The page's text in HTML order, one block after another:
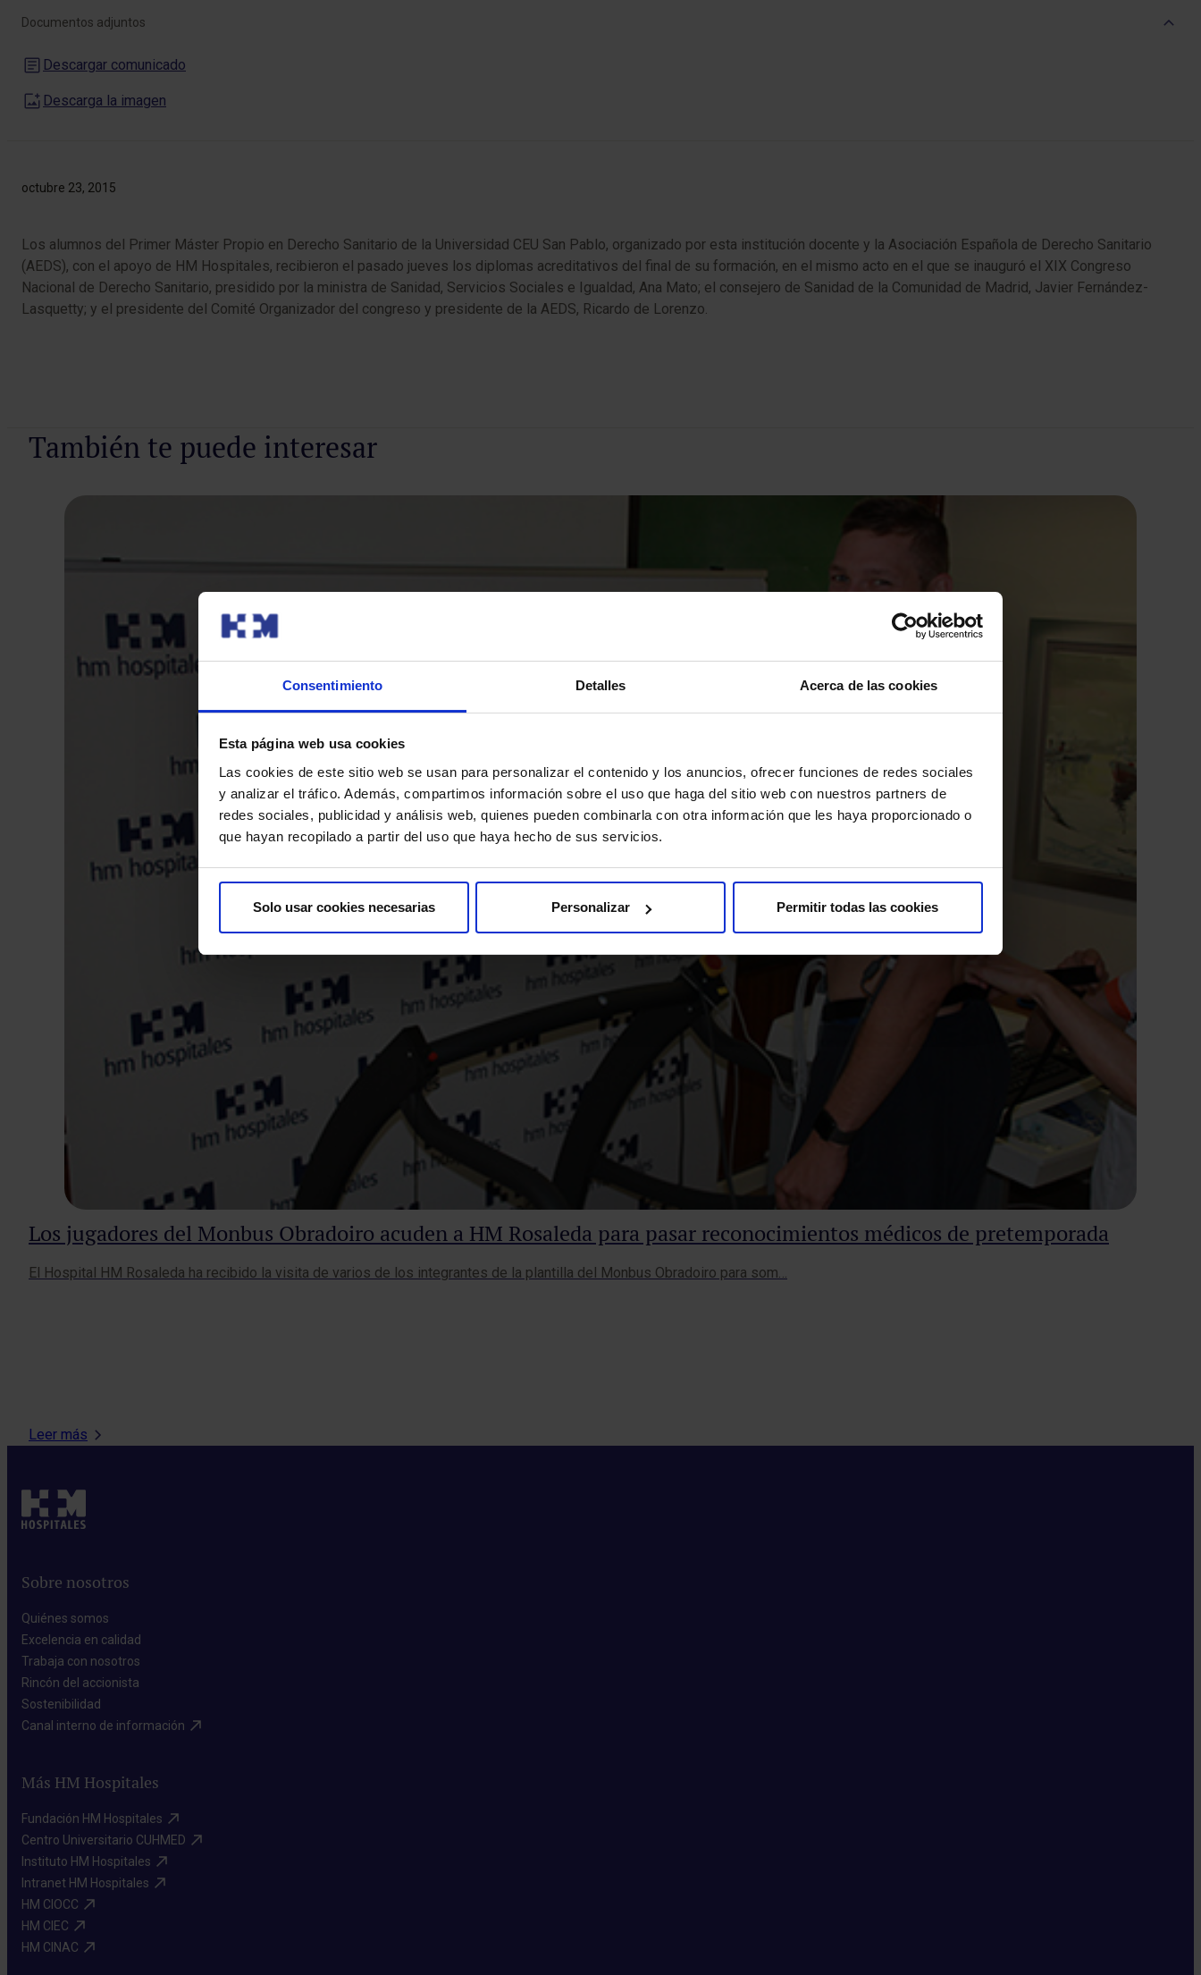
Consentimiento Detalles Acerca de las cookies
Esta página web usa cookies
Las cookies de este sitio web se usan para personalizar el contenido y los anuncios, ofrecer funciones de redes sociales
y analizar el tráfico. Además, compartimos información sobre el uso que haga del sitio web con nuestros partners de
redes sociales, publicidad y análisis web, quienes pueden combinarla con otra información que les haya proporcionado o
que hayan recopilado a partir del uso que haya hecho de sus servicios.
Solo usar cookies necesarias Personalizar Permitir todas las cookies
octubre 23, 2015
Los alumnos del Primer Máster Propio en Derecho Sanitario de la Universidad CEU San Pablo, organizado por esta institución docente y la Asociación Española de Derecho Sanitario
(AEDS), con el apoyo de HM Hospitales, recibieron el pasado jueves los diplomas acreditativos del final de su formación, en el mismo acto en el que se inauguró el XIX Congreso
Nacional de Derecho Sanitario, presidido por la ministra de Sanidad, Servicios Sociales e Igualdad, Ana Mato; el consejero de Sanidad de la Comunidad de Madrid, Javier Fernández-
Lasquetty; y el presidente del Comité Organizador del congreso y presidente de la AEDS, Ricardo de Lorenzo.
Documentos adjuntos
Descargar comunicado
Descarga la imagen
También te puede interesar
Los jugadores del Monbus Obradoiro acuden a HM Rosaleda para pasar reconocimientos médicos de pretemporada
El Hospital HM Rosaleda ha recibido la visita de varios de los integrantes de la plantilla del Monbus Obradoiro para som…
Leer más
Sobre nosotros
Quiénes somos​
Excelencia en calidad​
Trabaja con nosotros​
Rincón del accionista​
Sostenibilidad​
Canal interno de información​
Más HM Hospitales
Fundación HM Hospitales​
Centro Universitario CUHMED​
Instituto HM Hospitales​
Intranet HM Hospitales​
HM CIOCC​
HM CIEC​
HM CINAC​